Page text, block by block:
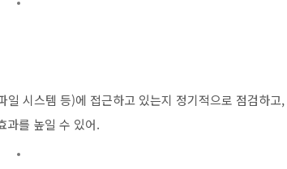
시스템 등)에 접근하고 있는지 정기적으로 점검하고,
과를 높일 수 있어.